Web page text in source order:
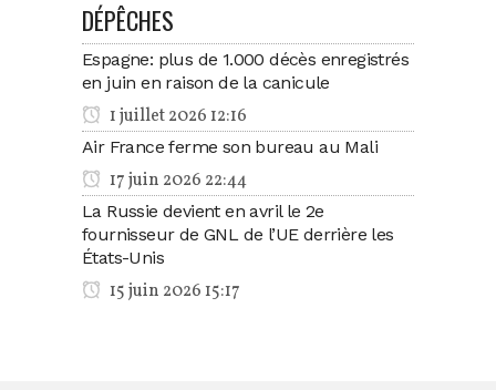
DÉPÊCHES
Espagne: plus de 1.000 décès enregistrés
en juin en raison de la canicule
1 juillet 2026 12:16
Air France ferme son bureau au Mali
17 juin 2026 22:44
La Russie devient en avril le 2e
fournisseur de GNL de l’UE derrière les
États-Unis
15 juin 2026 15:17